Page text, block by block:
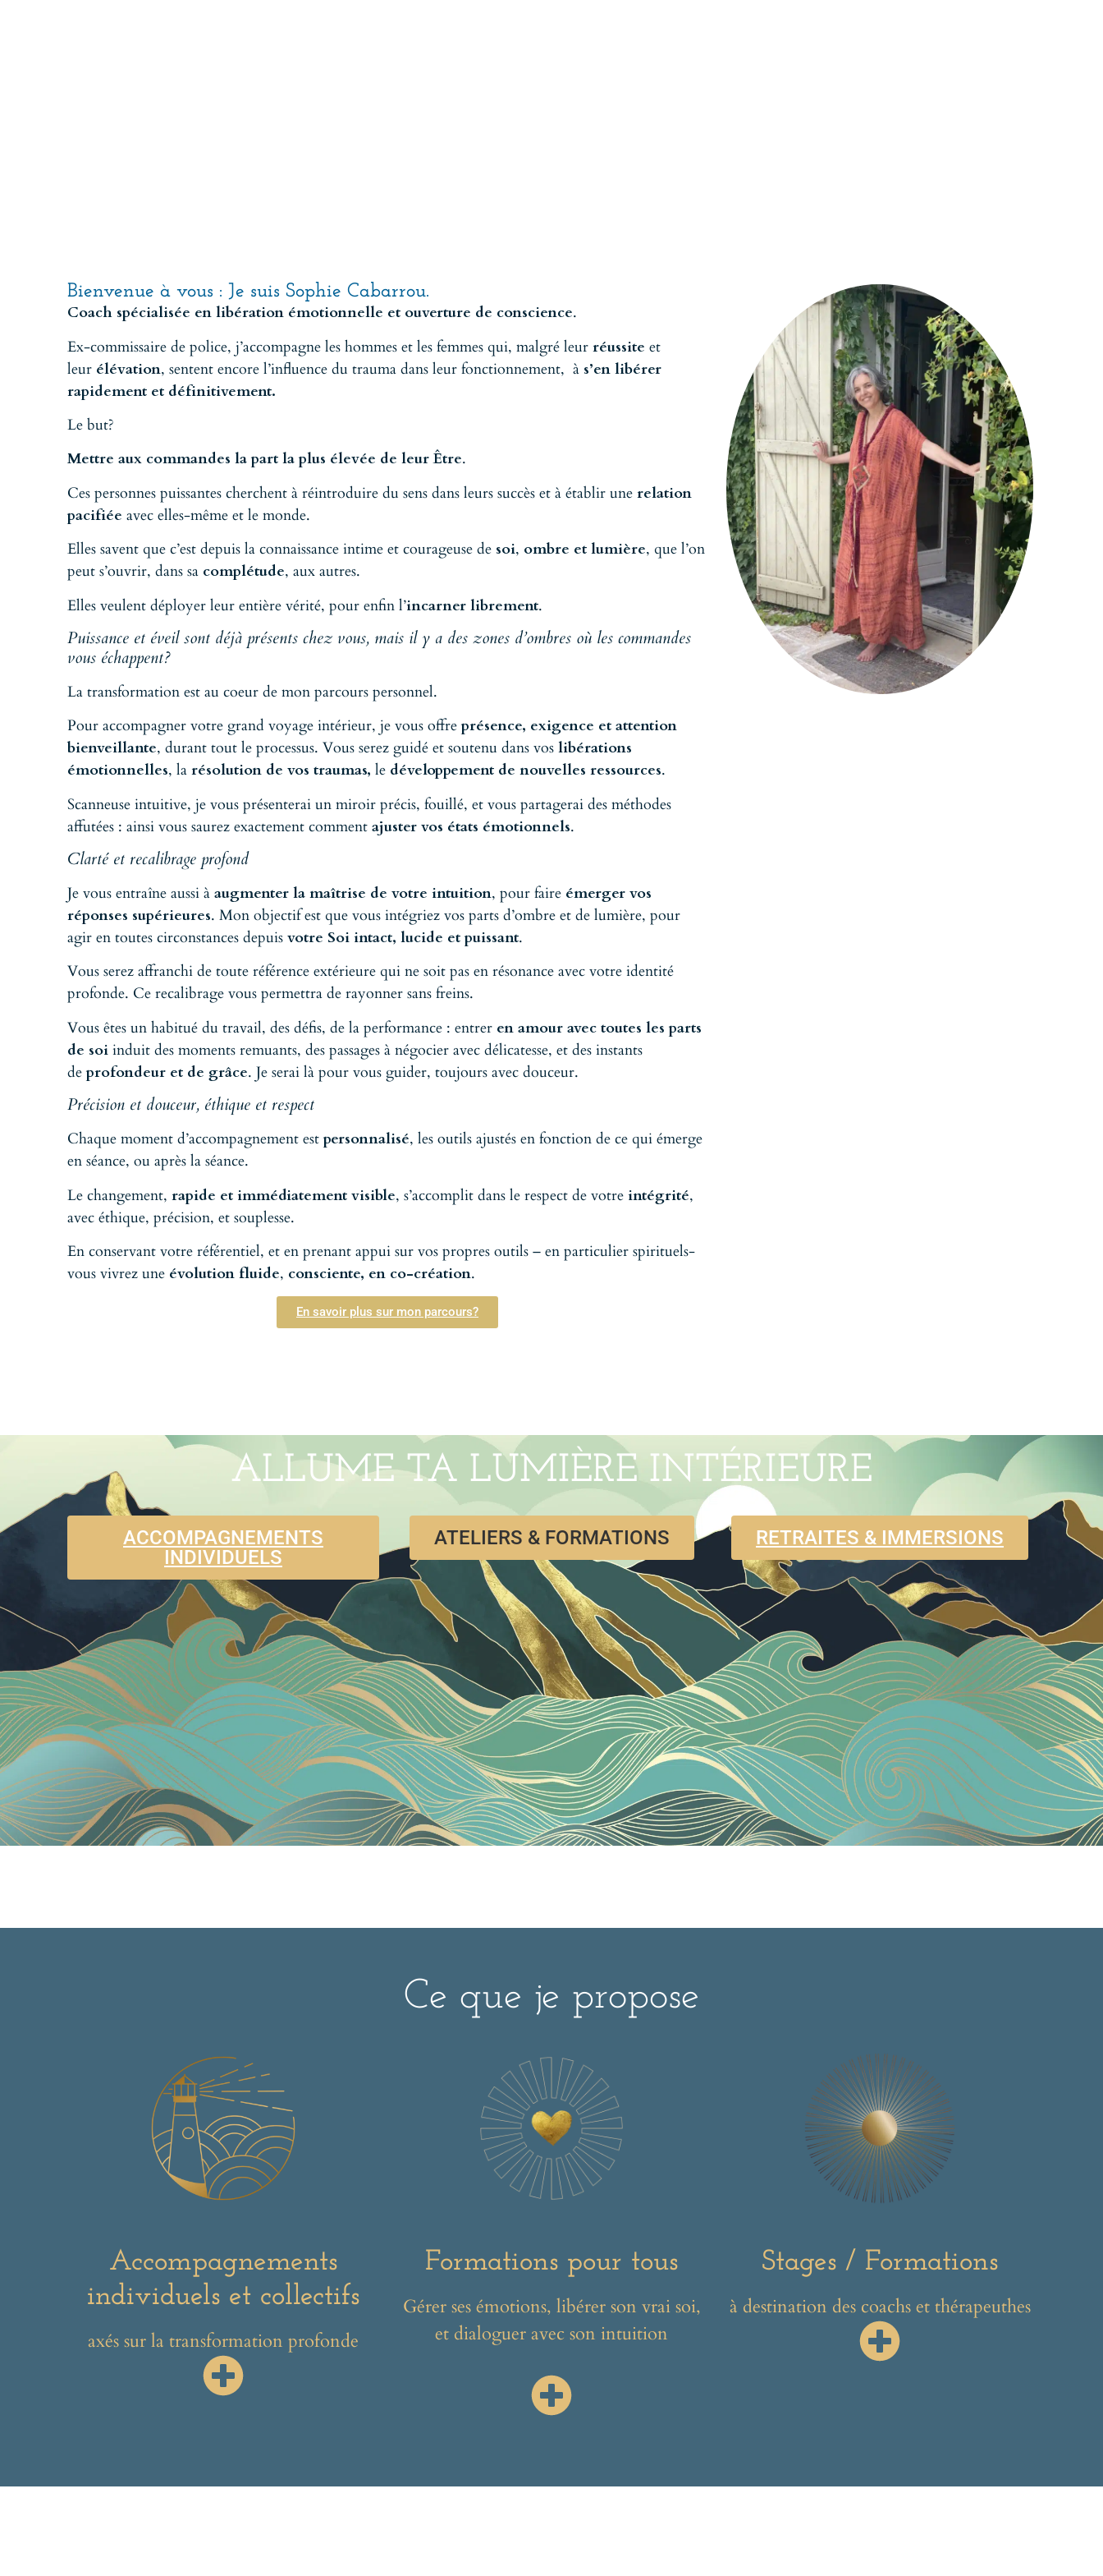
Bienvenue à vous : Je suis Sophie Cabarrou.
Coach spécialisée en libération émotionnelle et ouverture de conscience.
Ex-commissaire de police, j’accompagne les hommes et les femmes qui, malgré leur réussite et
leur élévation, sentent encore l’influence du trauma dans leur fonctionnement, à s’en libérer
rapidement et définitivement.
Le but?
Mettre aux commandes la part la plus élevée de leur Être.
Ces personnes puissantes cherchent à réintroduire du sens dans leurs succès et à établir une relation
pacifiée avec elles-même et le monde.
Elles savent que c’est depuis la connaissance intime et courageuse de soi, ombre et lumière, que l’on
peut s’ouvrir, dans sa complétude, aux autres.
Elles veulent déployer leur entière vérité, pour enfin l’incarner librement.
Puissance et éveil sont déjà présents chez vous, mais il y a des zones d’ombres où les commandes
vous échappent?
La transformation est au coeur de mon parcours personnel.
Pour accompagner votre grand voyage intérieur, je vous offre présence, exigence et attention
bienveillante, durant tout le processus. Vous serez guidé et soutenu dans vos libérations
émotionnelles, la résolution de vos traumas, le développement de nouvelles ressources.
Scanneuse intuitive, je vous présenterai un miroir précis, fouillé, et vous partagerai des méthodes
affutées : ainsi vous saurez exactement comment ajuster vos états émotionnels.
Clarté et recalibrage profond
Je vous entraîne aussi à augmenter la maîtrise de votre intuition, pour faire émerger vos
réponses supérieures. Mon objectif est que vous intégriez vos parts d’ombre et de lumière, pour
agir en toutes circonstances depuis votre Soi intact, lucide et puissant.
Vous serez affranchi de toute référence extérieure qui ne soit pas en résonance avec votre identité
profonde. Ce recalibrage vous permettra de rayonner sans freins.
Vous êtes un habitué du travail, des défis, de la performance : entrer en amour avec toutes les parts
de soi induit des moments remuants, des passages à négocier avec délicatesse, et des instants
de profondeur et de grâce. Je serai là pour vous guider, toujours avec douceur.
Précision et douceur, éthique et respect
Chaque moment d’accompagnement est personnalisé, les outils ajustés en fonction de ce qui émerge
en séance, ou après la séance.
Le changement, rapide et immédiatement visible, s’accomplit dans le respect de votre intégrité,
avec éthique, précision, et souplesse.
En conservant votre référentiel, et en prenant appui sur vos propres outils – en particulier spirituels-
vous vivrez une évolution fluide, consciente, en co-création.
En savoir plus sur mon parcours?
ALLUME TA LUMIÈRE INTÉRIEURE
ACCOMPAGNEMENTS
INDIVIDUELS
ATELIERS & FORMATIONS RETRAITES & IMMERSIONS
Ce que je propose
Accompagnements
individuels et collectifs
axés sur la transformation profonde
Formations pour tous
Gérer ses émotions, libérer son vrai soi,
et dialoguer avec son intuition
Stages / Formations
à destination des coachs et thérapeuthes